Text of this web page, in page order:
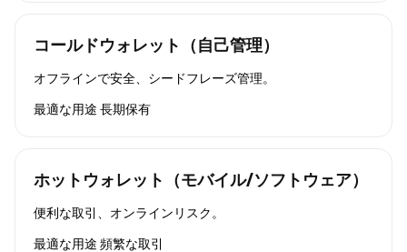
コールドウォレット（自己管理）
オフラインで安全、シードフレーズ管理。
最適な用途 長期保有
ホットウォレット（モバイル/ソフトウェア）
便利な取引、オンラインリスク。
最適な用途 頻繁な取引